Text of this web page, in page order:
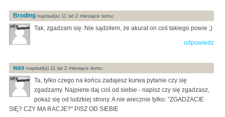
Broding napisal(a) 11 lat 2 miesiące temu:
Tak, zgadzam się. Nie sądziłem, że akurat on coś takiego powie ;)
odpowiedz
was napisal(a) 11 lat 2 miesiące temu:
Ta, tylko czego na końcu zadajesz kurwa pytanie czy się
zgadzamy. Najpierw daj coś od siebie - napisz czy się zgadzasz,
pokaż się od ludzkiej strony. A nie wiecznie tylko: "ZGADZACIE
SIĘ? CZY MA RACJE?" PISZ OD SIEBIE